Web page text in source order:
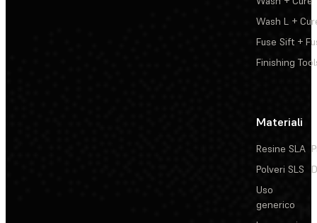
Wash L +
Fuse Sift +
Finishing
Materiali
Resine SLA
Polveri SLS
Uso
generico